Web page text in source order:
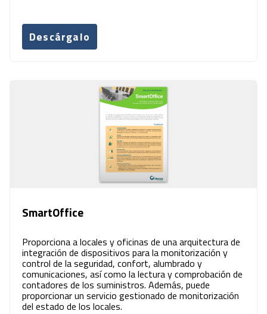
Descárgalo
SmartOffice
Proporciona a locales y oficinas de una arquitectura de
integración de dispositivos para la monitorización y
control de la seguridad, confort, alumbrado y
comunicaciones, así como la lectura y comprobación de
contadores de los suministros. Además, puede
proporcionar un servicio gestionado de monitorización
del estado de los locales.